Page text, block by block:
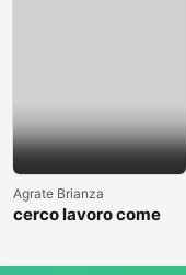
Agrate Brianza
cerco lavoro come